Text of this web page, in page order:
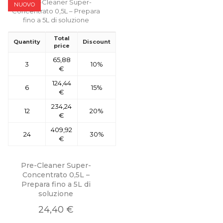
NUOVO
Quantity
Total
price
Discount
3
65,88
€
10%
6
124,44
€
15%
12
234,24
€
20%
24
409,92
€
30%
Pre-Cleaner Super-
Concentrato 0,5L –
Prepara fino a 5L di
soluzione
24,40 €